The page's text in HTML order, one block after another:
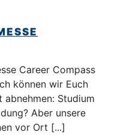
Career Compass
können wir Euch
Studium
Aber unsere
vor Ort [...]